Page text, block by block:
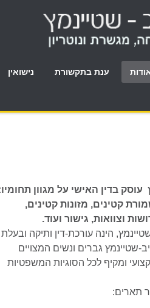
ענת בתקשורת נישואין
בדין האישי על מגוון
קטינים, מזונות קטינים,
וצוואות, גישור ועוד.
הינה עורכת-דין ותיקה ובעלת
גוטליב-שטיינמץ גברים ונשים המצויים
ומקיף לכל הסוגיות המשפטיות
תארים: